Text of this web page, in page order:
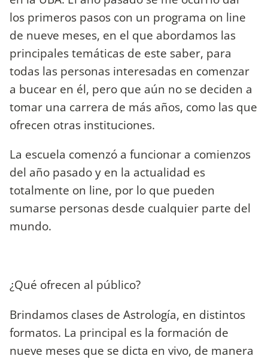
los primeros pasos con un programa on line
de nueve meses, en el que abordamos las
principales temáticas de este saber, para
todas las personas interesadas en comenzar
a bucear en él, pero que aún no se deciden a
tomar una carrera de más años, como las que
ofrecen otras instituciones.
La escuela comenzó a funcionar a comienzos
del año pasado y en la actualidad es
totalmente on line, por lo que pueden
sumarse personas desde cualquier parte del
mundo.
¿Qué ofrecen al público?
Brindamos clases de Astrología, en distintos
formatos. La principal es la formación de
nueve meses que se dicta en vivo, de manera